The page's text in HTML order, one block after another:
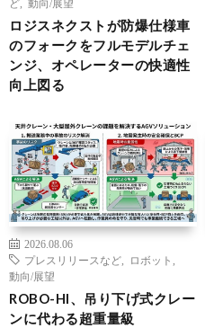
ど
動向/展望
ロジスネクストが防爆仕様車
のフォークをフルモデルチェ
ンジ、オペレーターの快適性
向上図る
2026.08.06
プレスリリースなど
ロボット
動向/展望
ROBO-HI、吊り下げ式クレー
ンに代わる超重量級